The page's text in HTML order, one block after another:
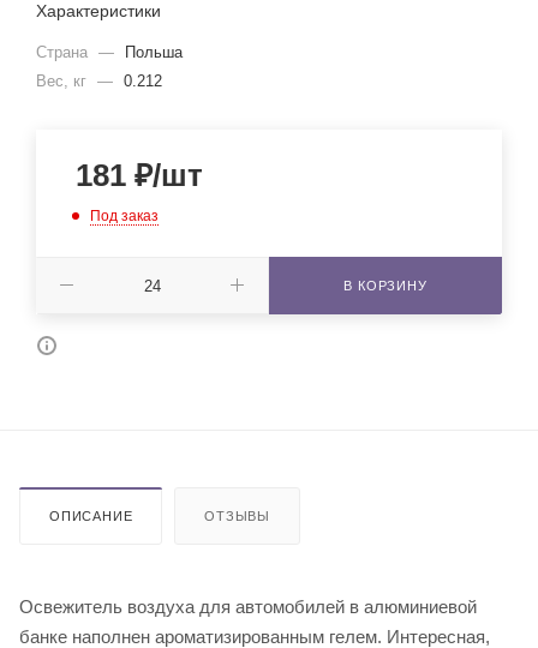
Характеристики
Страна —
Польша
Вес, кг — 0.212
181 ₽/шт
Под заказ
В КОРЗИНУ
ОПИСАНИЕ ОТЗЫВЫ
Освежитель воздуха для автомобилей в алюминиевой
банке наполнен ароматизированным гелем. Интересная,